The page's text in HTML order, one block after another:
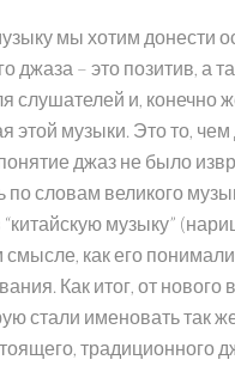
мы хотим донести
джаза – это позитив, а
слушателей и, конечно
этой музыки. Это то,
джаз не было
по словам великого
музыку”
смысле, как его
Как итог, от нового
стали именовать так же
традиционного